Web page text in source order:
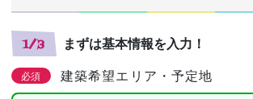
1/3 まずは基本情報を入力！
必須 建築希望エリア・予定地